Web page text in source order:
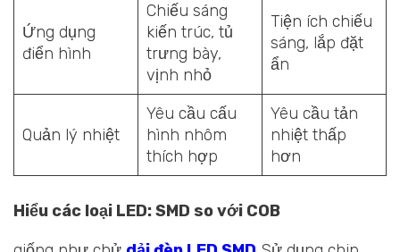
Ứng dụng
điển hình
Chiếu sáng
kiến trúc, tủ
trưng bày,
vịnh nhỏ
Tiện ích chiếu
sáng, lắp đặt
ẩn
Quản lý nhiệt
Yêu cầu cấu
hình nhôm
thích hợp
Yêu cầu tản
nhiệt thấp
hơn
Hiểu các loại LED: SMD so với COB